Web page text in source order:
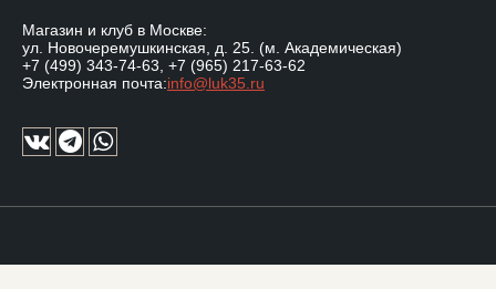
Магазин и клуб в Москве:
ул. Новочеремушкинская, д. 25. (м. Академическая)
+7 (499) 343-74-63 +7 (965) 217-63-62
Электронная почта:info@luk35.ru